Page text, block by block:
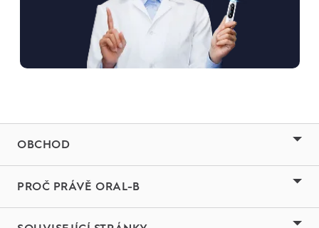
OBCHOD
PROČ PRÁVĚ ORAL-B